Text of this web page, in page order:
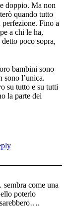
doppio. Ma non
quando tutto
Fino a
a chi le ha,
poco sopra,
bambini sono
sono l’unica.
su tutto e su tutti
la parte dei
come una
poterlo
sarebbero….